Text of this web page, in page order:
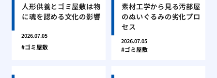
人形供養とゴミ屋敷は物
に魂を認める文化の影響
2026.07.05
ゴミ屋敷
素材工学から見る汚部屋
のぬいぐるみの劣化プロ
セス
2026.07.05
ゴミ屋敷